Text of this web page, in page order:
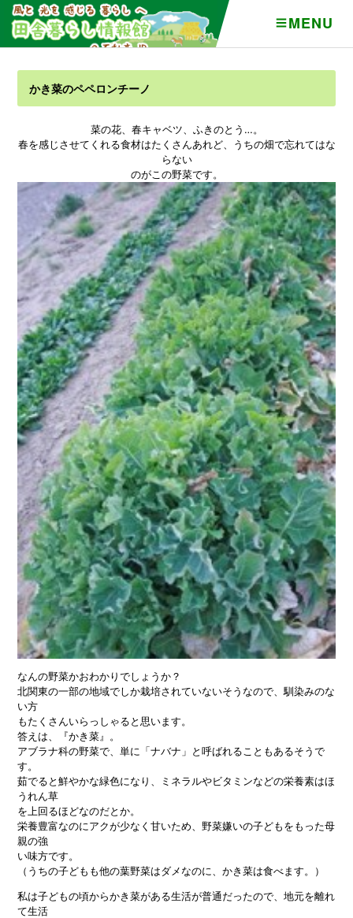
MENU
かき菜‏のペペロンチーノ
菜の花、春キャベツ、ふきのとう…。
春を感じさせてくれる食材はたくさんあれど、うちの畑で忘れてはな
らない
のがこの野菜です。
なんの野菜かおわかりでしょうか？
北関東の一部の地域でしか栽培されていないそうなので、馴染みのな
い方
もたくさんいらっしゃると思います。
答えは、『かき菜』。
アブラナ科の野菜で、単に「ナバナ」と呼ばれることもあるそうで
す。
茹でると鮮やかな緑色になり、ミネラルやビタミンなどの栄養素はほ
うれん草
を上回るほどなのだとか。
栄養豊富なのにアクが少なく甘いため、野菜嫌いの子どもをもった母
親の強
い味方です。
（うちの子どもも他の葉野菜はダメなのに、かき菜は食べます。）
私は子どもの頃からかき菜がある生活が普通だったので、地元を離れ
て生活